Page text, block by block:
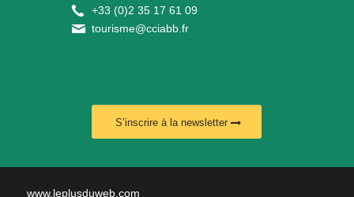
+33 (0)2 35 17 61 09
tourisme@cciabb.fr
S’inscrire à la newsletter
www.leplusduweb.com